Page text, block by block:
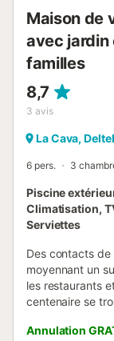
Maison de
avec jardin
familles
8,7
3 avis
La Cava,
6 pers. 3
Piscine
Climatisation,
Serviettes
Des contacts
moyennant un
les restaurants
centenaire se
bois, elle a été
Annulation